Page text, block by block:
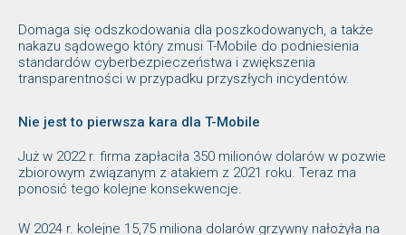
Domaga się odszkodowania dla poszkodowanych, a także
nakazu sądowego który zmusi T-Mobile do podniesienia
standardów cyberbezpieczeństwa i zwiększenia
transparentności w przypadku przyszłych incydentów.
Nie jest to pierwsza kara dla T-Mobile
Już w 2022 r. firma zapłaciła 350 milionów dolarów w pozwie
zbiorowym związanym z atakiem z 2021 roku. Teraz ma
ponosić tego kolejne konsekwencje.
W 2024 r. kolejne 15,75 miliona dolarów grzywny nałożyła na